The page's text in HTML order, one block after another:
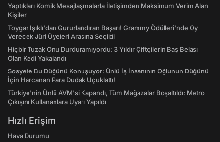
Yaptıkları Komik Mesajlaşmalarla İletişimden Maksimum Verim Alan
Kişiler
Toygar Işıklı'dan Gururlandıran Başarı! Grammy Ödülleri'nde Oy
Verecek Jüri Üyeleri Arasına Seçildi
Hiçbir Tuzak Onu Durduramıyordu: 3 Yıldır Çiftçilerin Baş Belası
Olan Kedi Yakalandı
Sosyete Bu Düğünü Konuşuyor: Ünlü İş İnsanının Oğlunun Düğünü
İçin Harcanan Para Dudak Uçuklattı!
Türkiye'nin Ünlü AVM'si Kapandı, Tüm Mağazalar Boşaltıldı: Metro
Çıkışını Kullananlara Uyarı Yapıldı
Hızlı Erişim
Hava Durumu